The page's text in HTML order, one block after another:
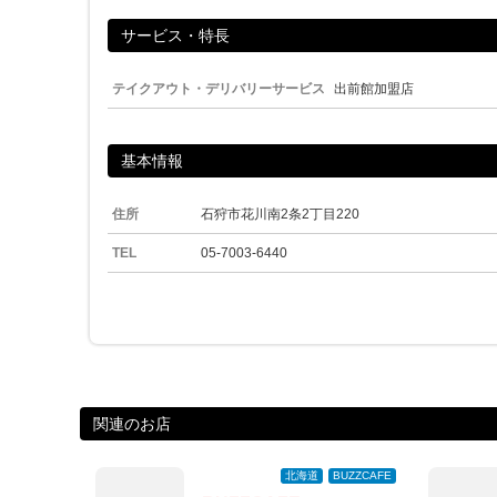
サービス・特長
テイクアウト・デリバリーサービス 出前館加盟店
基本情報
住所 石狩市花川南2条2丁目220
TEL 05-7003-6440
関連のお店
北海道 BUZZCAFE